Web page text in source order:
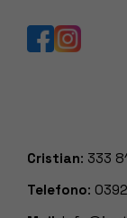
Cristian: 333
Telefono: